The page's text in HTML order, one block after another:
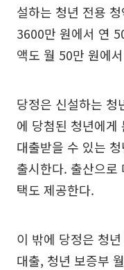
설하는 청년 전용
3600만 원에서 연
액도 월 50만 원에
당정은 신설하는 청
에 당첨된 청년에
대출받을 수 있는
출시한다. 출산으로
택도 제공한다.
이 밖에 당정은 청
대출, 청년 보증부